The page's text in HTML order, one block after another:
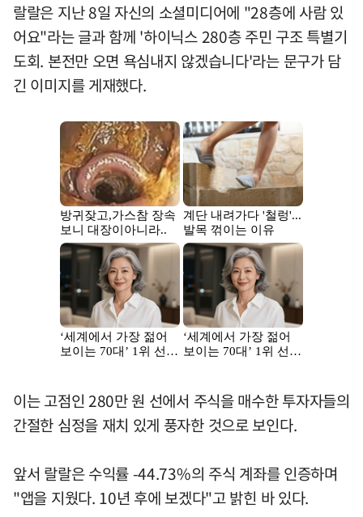
랄랄은 지난 8일 자신의 소셜미디어에 "28층에 사람 있
어요"라는 글과 함께 '하이닉스 280층 주민 구조 특별기
도회. 본전만 오면 욕심내지 않겠습니다'라는 문구가 담
긴 이미지를 게재했다.
이는 고점인 280만 원 선에서 주식을 매수한 투자자들의
간절한 심정을 재치 있게 풍자한 것으로 보인다.
앞서 랄랄은 수익률 -44.73%의 주식 계좌를 인증하며
"앱을 지웠다. 10년 후에 보겠다"고 밝힌 바 있다.